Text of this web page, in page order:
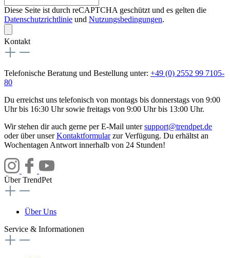
Diese Seite ist durch reCAPTCHA geschützt und es gelten die
Datenschutzrichtlinie und Nutzungsbedingungen.
Kontakt
Telefonische Beratung und Bestellung unter: +49 (0) 2552 99 7105-
80
Du erreichst uns telefonisch von montags bis donnerstags von 9:00
Uhr bis 16:30 Uhr sowie freitags von 9:00 Uhr bis 13:00 Uhr.
Wir stehen dir auch gerne per E-Mail untersupport@trendpet.de
oder über unserKontaktformularzur Verfügung. Du erhältst an
Wochentagen Antwort innerhalb von 24 Stunden!
Über TrendPet
Über Uns
Service & Informationen